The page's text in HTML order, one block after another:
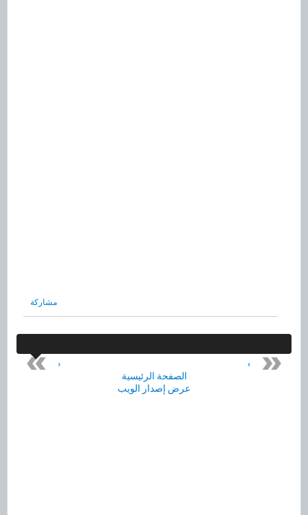
مشاركة
‹
›
الصفحة الرئيسية
عرض إصدار الويب